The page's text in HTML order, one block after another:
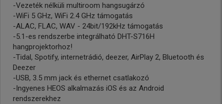
-Vezeték nélküli multiroom hangsugárzó
-WiFi 5 GHz, WiFi 2.4 GHz támogatás
-ALAC, FLAC, WAV - 24bit/192kHz támogatás
-5.1-es rendszerbe integrálható DHT-S716H
hangprojektorhoz!
-Tidal, Spotify, internetrádió, deezer, AirPlay 2, Bluetooth és
Deezer
-USB, 3.5 mm jack és ethernet csatlakozó
-Ingyenes HEOS alkalmazás iOS és az Android
rendszerekhez